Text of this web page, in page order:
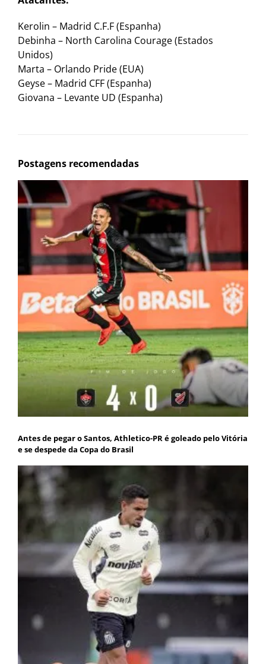
Kerolin – Madrid C.F.F (Espanha)
Debinha – North Carolina Courage (Estados
Unidos)
Marta – Orlando Pride (EUA)
Geyse – Madrid CFF (Espanha)
Giovana – Levante UD (Espanha)
Postagens recomendadas
Antes de pegar o Santos, Athletico-PR é goleado pelo Vitória
e se despede da Copa do Brasil